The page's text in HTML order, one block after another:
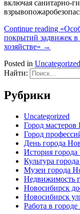
включая санитарно-
Continue reading
покрытий задвижек
хозяйстве» →
Posted in Uncategorized
Найти:
Рубрики
Uncategorized
Город
Город
День города
История
Культура
Музеи города
Недвижимость
Новосибирск
Новосибирск
Работа в